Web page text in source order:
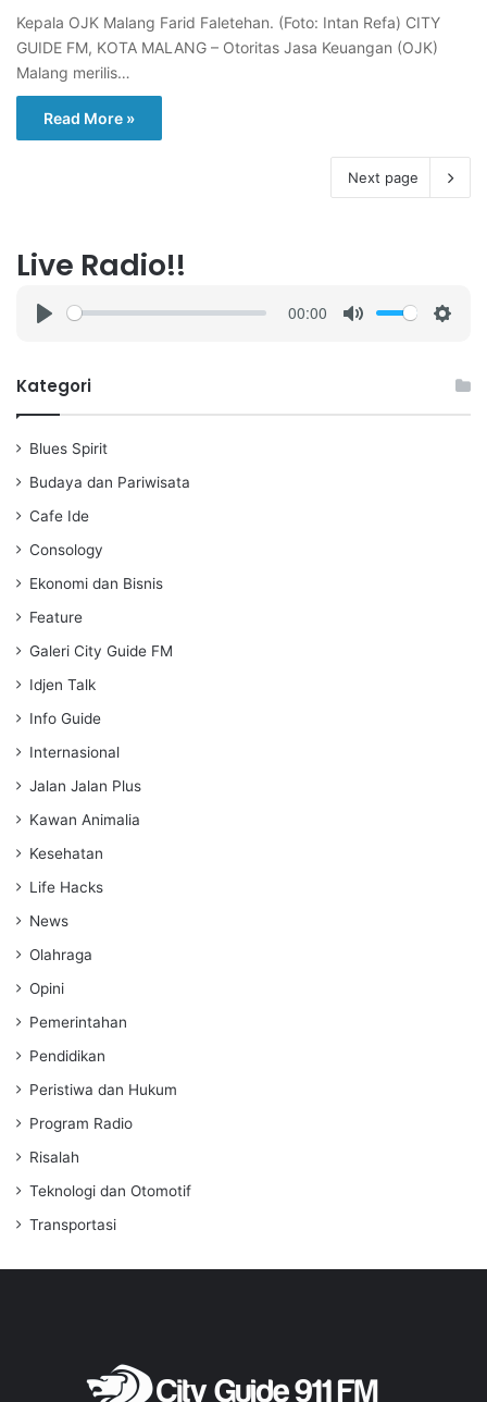
Kepala OJK Malang Farid Faletehan. (Foto: Intan Refa) CITY
GUIDE FM, KOTA MALANG – Otoritas Jasa Keuangan (OJK)
Malang merilis…
Read More »
Next page
Live Radio!!
a
00:00
Kategori
Blues Spirit
Budaya dan Pariwisata
Cafe Ide
Consology
Ekonomi dan Bisnis
Feature
Galeri City Guide FM
Idjen Talk
Info Guide
Internasional
Jalan Jalan Plus
Kawan Animalia
Kesehatan
Life Hacks
News
Olahraga
Opini
Pemerintahan
Pendidikan
Peristiwa dan Hukum
Program Radio
Risalah
Teknologi dan Otomotif
Transportasi